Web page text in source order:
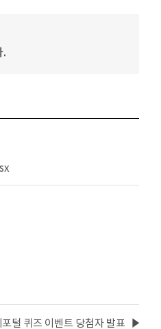
.
털 퀴즈 이벤트 당첨자 발표